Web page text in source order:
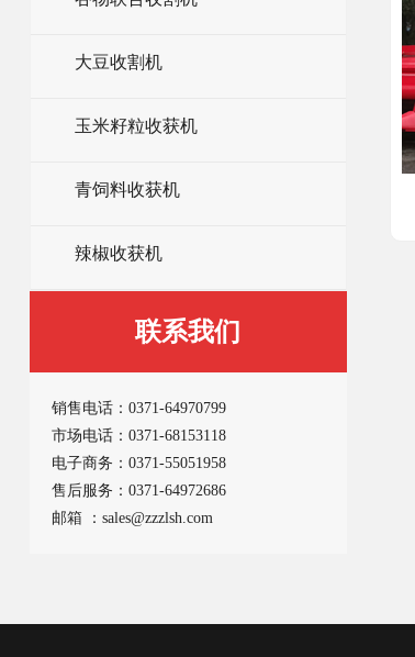
大豆收割机
玉米籽粒收获机
青饲料收获机
辣椒收获机
联系我们
销售电话： 0371-64970799
市场电话： 0371-68153118
电子商务： 0371-55051958
售后服务： 0371-64972686
邮箱 ：sales@zzzlsh.com